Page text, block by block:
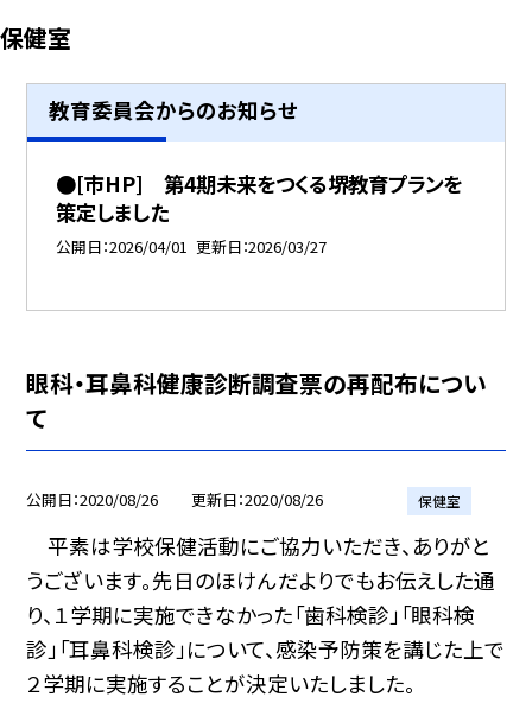
保健室
教育委員会からのお知らせ
●[市HP] 第4期未来をつくる堺教育プランを
策定しました
公開日 2026/04/01 更新日 2026/03/27
眼科・耳鼻科健康診断調査票の再配布につい
て
公開日 2020/08/26 更新日 2020/08/26 保健室
平素は学校保健活動にご協力いただき、ありがと
うございます。先日のほけんだよりでもお伝えした通
り、１学期に実施できなかった「歯科検診」「眼科検
診」「耳鼻科検診」について、感染予防策を講じた上で
２学期に実施することが決定いたしました。